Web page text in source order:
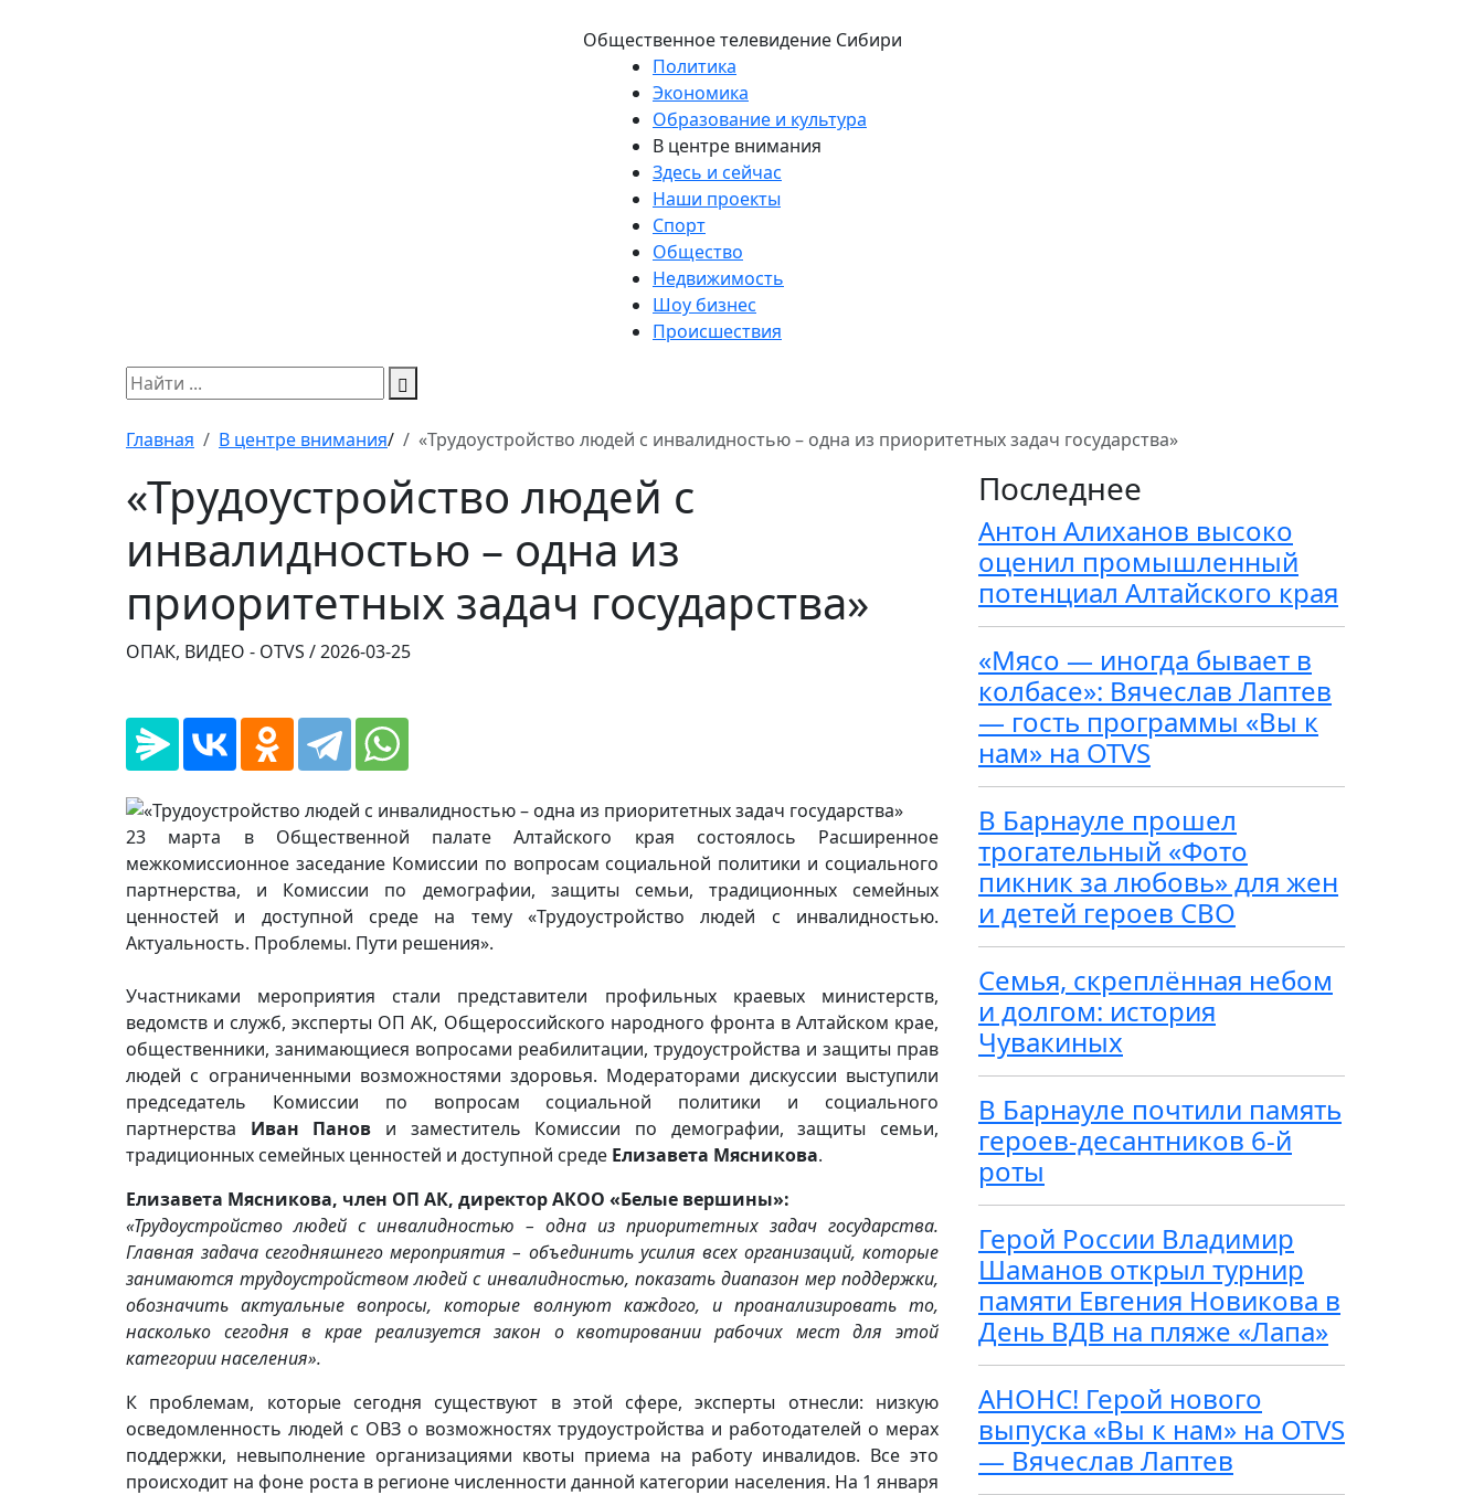
Общественное телевидение Сибири
Политика
Экономика
Образование и культура
В центре внимания
Здесь и сейчас
Наши проекты
Спорт
Общество
Недвижимость
Шоу бизнес
Происшествия
Главная В центре внимания/ «Трудоустройство людей с инвалидностью – одна из приоритетных задач государства»
«Трудоустройство людей с
инвалидностью – одна из
приоритетных задач государства»
ОПАК, ВИДЕО - OTVS /2026-03-25
23 марта в Общественной палате Алтайского края состоялось Расширенное
межкомиссионное заседание Комиссии по вопросам социальной политики и социального
партнерства, и Комиссии по демографии, защиты семьи, традиционных семейных
ценностей и доступной среде на тему «Трудоустройство людей с инвалидностью.
Актуальность. Проблемы. Пути решения».
Участниками мероприятия стали представители профильных краевых министерств,
ведомств и служб, эксперты ОП АК, Общероссийского народного фронта в Алтайском крае,
общественники, занимающиеся вопросами реабилитации, трудоустройства и защиты прав
людей с ограниченными возможностями здоровья. Модераторами дискуссии выступили
председатель Комиссии по вопросам социальной политики и социального
партнерства Иван Панов и заместитель Комиссии по демографии, защиты семьи,
традиционных семейных ценностей и доступной среде Елизавета Мясникова.
Елизавета Мясникова, член ОП АК, директор АКОО «Белые вершины»:
«Трудоустройство людей с инвалидностью – одна из приоритетных задач государства.
Главная задача сегодняшнего мероприятия – объединить усилия всех организаций, которые
занимаются трудоустройством людей с инвалидностью, показать диапазон мер поддержки,
обозначить актуальные вопросы, которые волнуют каждого, и проанализировать то,
насколько сегодня в крае реализуется закон о квотировании рабочих мест для этой
категории населения».
К проблемам, которые сегодня существуют в этой сфере, эксперты отнесли: низкую
осведомленность людей с ОВЗ о возможностях трудоустройства и работодателей о мерах
поддержки, невыполнение организациями квоты приема на работу инвалидов. Все это
происходит на фоне роста в регионе численности данной категории населения. На 1 января
Последнее
Антон Алиханов высоко
оценил промышленный
потенциал Алтайского края
«Мясо — иногда бывает в
колбасе»: Вячеслав Лаптев
— гость программы «Вы к
нам» на OTVS
В Барнауле прошел
трогательный «Фото
пикник за любовь» для жен
и детей героев СВО
Семья, скреплённая небом
и долгом: история
Чувакиных
В Барнауле почтили память
героев-десантников 6-й
роты
Герой России Владимир
Шаманов открыл турнир
памяти Евгения Новикова в
День ВДВ на пляже «Лапа»
АНОНС! Герой нового
выпуска «Вы к нам» на OTVS
— Вячеслав Лаптев